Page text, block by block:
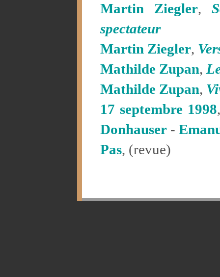
Martin Ziegler,
spectateur
Martin Ziegler,
Mathilde Zupan,
Mathilde Zupan,
17 septembre 1998
Donhauser-
Pas, (revue)